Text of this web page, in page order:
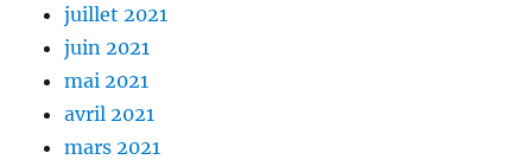
juillet 2021
juin 2021
mai 2021
avril 2021
mars 2021